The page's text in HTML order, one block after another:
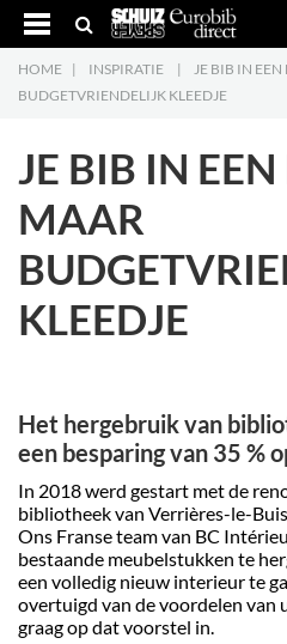
Producten
Downloads
Over ons
HOME | INSPIRATIE |
JE BIB IN
BUDGETVRIENDELIJK KLEEDJE
JE BIB IN
MAAR
KLEEDJE
Het hergebruik van
een besparing van 35 %
In 2018 werd gestart met de
bibliotheek van Verrières-le-
Ons Franse team van BC
bestaande meubelstukken te
een volledig nieuw interieur te
overtuigd van de voordelen van
graag op dat voorstel in.